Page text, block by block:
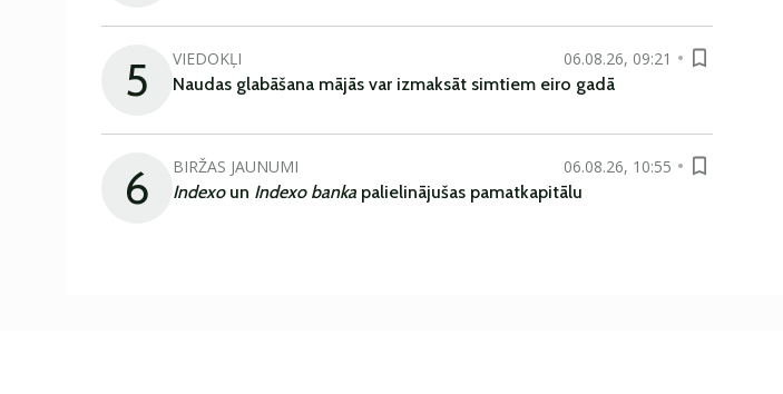
5 VIEDOKĻI
06.08.26, 09:21
Naudas glabāšana mājās var izmaksāt simtiem eiro gadā
6 BIRŽAS JAUNUMI
06.08.26, 10:55
Indexoun Indexo banka palielinājušas pamatkapitālu